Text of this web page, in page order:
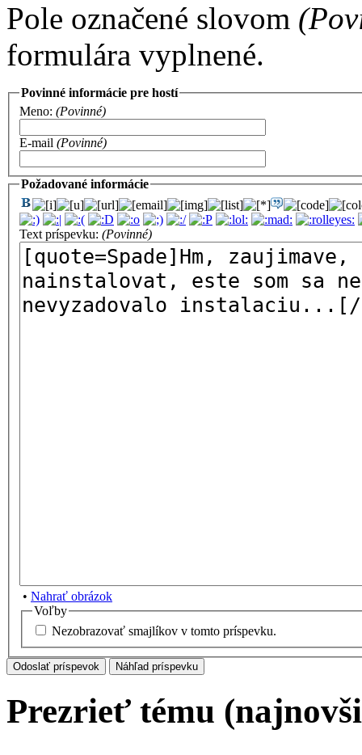
Pole označené slovom
formulára vyplnené.
Povinné informácie pre hostí
Meno: (Povinné)
E-mail (Povinné)
Požadované informácie
Text príspevku: (Povinné)
• Nahrať obrázok
Voľby
Nezobrazovať smajlíkov v tomto príspevku.
Prezrieť tému